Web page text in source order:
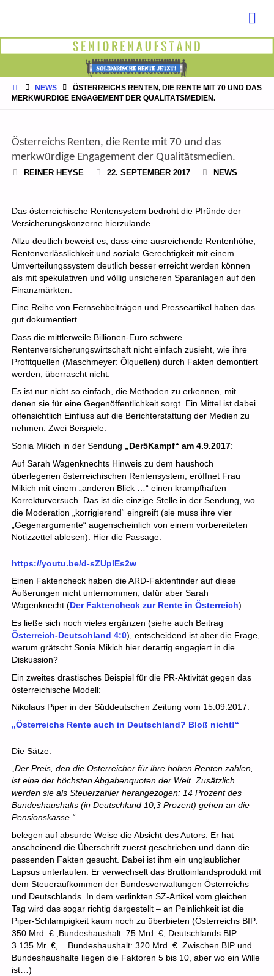
STARTSEITE
NEWS
ÖSTERREICHS RENTEN, DIE RENTE MIT 70 UND DAS
MERKWÜRDIGE ENGAGEMENT DER QUALITÄTSMEDIEN.
Österreichs Renten, die Rente mit 70 und das
merkwürdige Engagement der Qualitätsmedien.
REINER HEYSE 22. SEPTEMBER 2017 NEWS
Das österreichische Rentensystem bedroht die Pfründe der
Versicherungskonzerne hierzulande.
Allzu deutlich beweist es, dass eine ausreichende Rentenhöhe,
Rentenverlässlichkeit und soziale Gerechtigkeit mit einem
Umverteilungssystem deutlich besser erreicht werden können
als mit spekulativen und völlig unsicheren Sparanlagen auf den
Finanzmärkten.
Eine Reihe von Fernsehbeiträgen und Presseartikel haben das
gut dokumentiert.
Dass die mittlerweile Billionen-Euro schwere
Rentenversicherungswirtschaft nicht einfach zusieht, wie ihre
Profitquellen (Maschmeyer: Ölquellen) durch Fakten demontiert
werden, überrascht nicht.
Es ist nur nicht so einfach, die Methoden zu erkennen, mit
denen sie für eine Gegenöffentlichkeit sorgt. Ein Mittel ist dabei
offensichtlich Einfluss auf die Berichterstattung der Medien zu
nehmen. Zwei Beispiele:
Sonia Mikich in der Sendung „Der5Kampf“ am 4.9.2017:
Auf Sarah Wagenknechts Hinweis zu dem haushoch
überlegenen österreichischen Rentensystem, eröffnet Frau
Mikich mit einem „anderen Blick …“ einen krampfhaften
Korrekturversuch. Das ist die einzige Stelle in der Sendung, wo
die Moderation „korrigierend“ eingreift (sie muss ihre vier
„Gegenargumente“ augenscheinlich von einem vorbereiteten
Notizzettel ablesen). Hier die Passage:
https://youtu.be/d-sZUplEs2w
Einen Faktencheck haben die ARD-Faktenfinder auf diese
Äußerungen nicht unternommen, dafür aber Sarah
Wagenknecht (Der Faktencheck zur Rente in Österreich)
Es ließe sich noch vieles ergänzen (siehe auch Beitrag
Österreich-Deutschland 4:0), entscheidend ist aber die Frage,
warum grätscht Sonia Mikich hier derartig engagiert in die
Diskussion?
Ein zweites drastisches Beispiel für die PR-Aktivität gegen das
österreichische Modell:
Nikolaus Piper in der Süddeutschen Zeitung vom 15.09.2017:
„Österreichs Rente auch in Deutschland? Bloß nicht!“
Die Sätze:
„Der Preis, den die Österreicher für ihre hohen Renten zahlen,
ist eine der höchsten Abgabenquoten der Welt. Zusätzlich
werden sie als Steuerzahler herangezogen: 14 Prozent des
Bundeshaushalts (in Deutschland 10,3 Prozent) gehen an die
Pensionskasse.“
belegen auf absurde Weise die Absicht des Autors. Er hat
anscheinend die Überschrift zuerst geschrieben und dann die
passenden Fakten gesucht. Dabei ist ihm ein unglaublicher
Lapsus unterlaufen: Er verwechselt das Bruttoinlandsprodukt mit
dem Steueraufkommen der Bundesverwaltungen Österreichs
und Deutschlands. In dem verlinkten SZ-Artikel vom gleichen
Tag wird das sogar richtig dargestellt – an Peinlichkeit ist die
Piper-Schlampigkeit kaum noch zu überbieten (Österreichs BIP:
350 Mrd. € ,Bundeshaushalt: 75 Mrd. €; Deutschlands BIP:
3.135 Mr. €, Bundeshaushalt: 320 Mrd. €. Zwischen BIP und
Bundeshaushalte liegen die Faktoren 5 bis 10, aber wo ein Wille
ist…)